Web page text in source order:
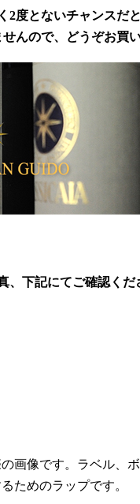
2度とないチャンスだ
んので、どうぞお買
下記にてご確認くだ
画像です。ラベル、
ためのラップです。